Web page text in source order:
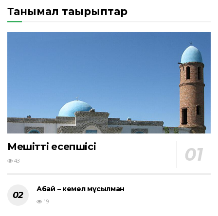
Танымал тақырыптар
Мешіттің есепшісі
43
Абай – кемел мұсылман
19